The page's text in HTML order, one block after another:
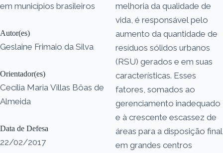
em municípios brasileiros
Autor(es)
Geslaine Frimaio da Silva
Orientador(es)
Cecília Maria Villas Bôas de
Almeida
Data de Defesa
22/02/2017
melhoria da qualidade de
vida, é responsável pelo
aumento da quantidade de
resíduos sólidos urbanos
(RSU) gerados e em suas
características. Esses
fatores, somados ao
gerenciamento inadequado
e à crescente escassez de
áreas para a disposição final
em grandes centros